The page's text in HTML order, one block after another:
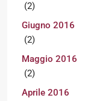
(2)
Giugno 2016
(2)
Maggio 2016
(2)
Aprile 2016